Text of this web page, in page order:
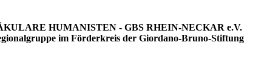
HUMANISTEN - GBS RHEIN-NECKAR e.V.
im Förderkreis der Giordano-Bruno-Stiftung